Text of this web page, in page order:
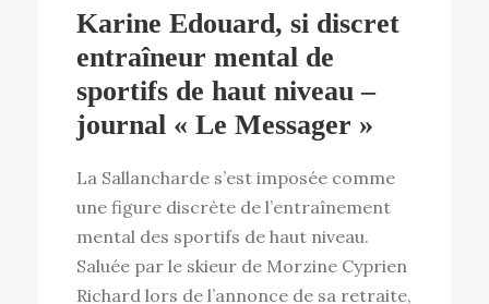
Karine Edouard, si discret
entraîneur mental de
sportifs de haut niveau –
journal « Le Messager »
La Sallancharde s’est imposée comme
une figure discrète de l’entraînement
mental des sportifs de haut niveau.
Saluée par le skieur de Morzine Cyprien
Richard lors de l’annonce de sa retraite,